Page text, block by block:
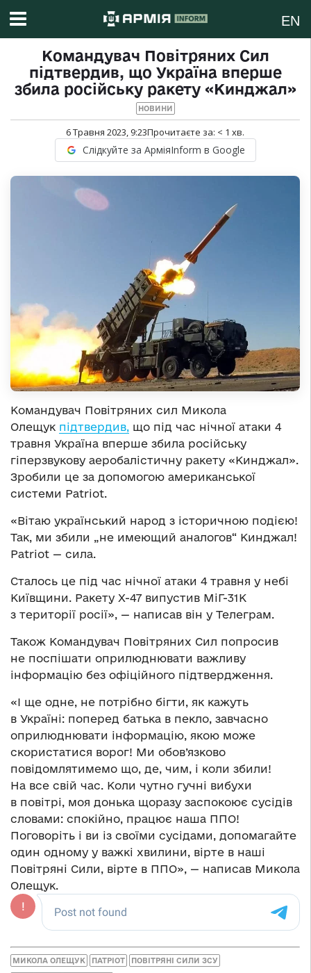
EN
Командувач Повітряних Сил
підтвердив, що Україна вперше
збила російську ракету «Кинджал»
НОВИНИ
6 Травня 2023, 9:23Прочитаєте за: < 1 хв.
Слідкуйте за АрміяInform в Google
Командувач Повітряних сил Микола
Олещук підтвердив, що під час нічної атаки 4
травня Україна вперше збила російську
гіперзвукову аеробалістичну ракету «Кинджал».
Зробили це за допомогою американської
системи Patriot.
«Вітаю український народ з історичною подією!
Так, ми збили „не имеющий аналогов“ Кинджал!
Patriot — сила.
Сталось це під час нічної атаки 4 травня у небі
Київщини. Ракету Х-47 випустив МіГ-31К
з території росії», — написав він у Телеграм.
Також Командувач Повітряних Сил попросив
не поспішати оприлюднювати важливу
інформацію без офіційного підтвердження.
«І ще одне, не потрібно бігти, як кажуть
в Україні: поперед батька в пекло, завчасно
оприлюднювати інформацію, якою може
скористатися ворог! Ми обов’язково
повідомлятимемо що, де, чим, і коли збили!
На все свій час. Коли чутно гучні вибухи
в повітрі, моя донька щоразу заспокоює сусідів
словами: спокійно, працює наша ППО!
Поговоріть і ви із своїми сусідами, допомагайте
один одному у важкі хвилини, вірте в наші
Повітряні Сили, вірте в ППО», — написав Микола
Олещук.
МИКОЛА ОЛЕЩУК ПАТРІОТ ПОВІТРЯНІ СИЛИ ЗСУ